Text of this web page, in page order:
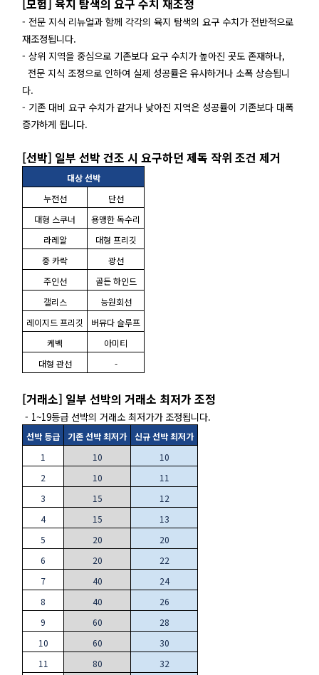
- 전문 지식 리뉴얼과 함께 각각의 육지 탐색의 요구 수치가 전반적으로
재조정됩니다.
- 상위 지역을 중심으로 기존보다 요구 수치가 높아진 곳도 존재하나,
전문 지식 조정으로 인하여 실제 성공률은 유사하거나 소폭 상승됩니
다.
- 기존 대비 요구 수치가 같거나 낮아진 지역은 성공률이 기존보다 대폭
증가하게 됩니다.
[선박] 일부 선박 건조 시 요구하던 제독 작위 조건 제거
대상 선박
누전선
단선
대형 스쿠너
용맹한 독수리
라레알
대형 프리깃
중 카락
광선
주인선
골든 하인드
갤리스
능원회선
레이지드 프리깃
버뮤다 슬루프
케벡
아미티
대형 관선
-
[거래소] 일부 선박의 거래소 최저가 조정
- 1~19등급 선박의 거래소 최저가가 조정됩니다.
선박 등급 기존 선박 최저가
신규 선박 최저가
1
10
10
2
10
11
3
15
12
4
15
13
5
20
20
6
20
22
7
40
24
8
40
26
9
60
28
10
60
30
11
80
32